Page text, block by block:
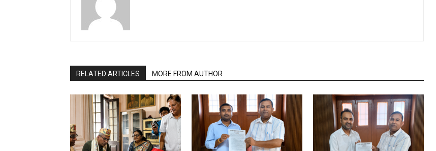
RELATED ARTICLES MORE FROM AUTHOR